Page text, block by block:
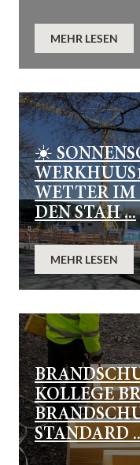
MEHR LESEN
☀️
WETTER IM
DEN STAH ...
MEHR LESEN
KOLLEGE
STANDARD